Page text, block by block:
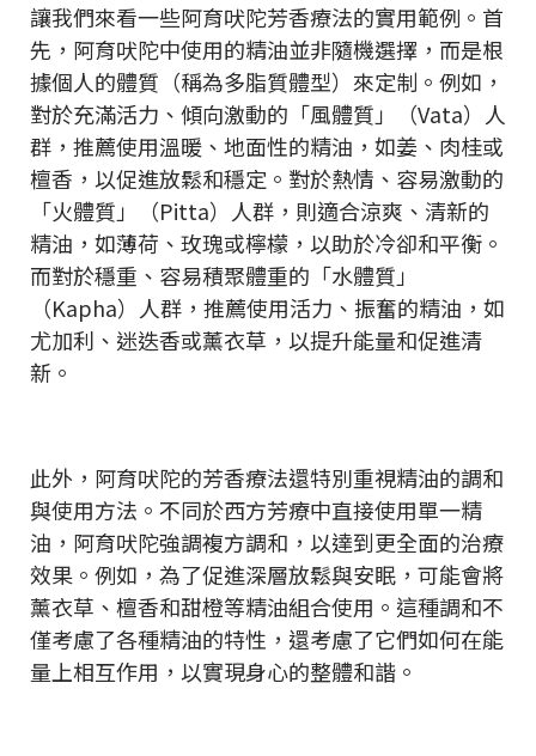
讓我們來看一些阿育吠陀芳香療法的實用範例。首
先，阿育吠陀中使用的精油並非隨機選擇，而是根
據個人的體質（稱為多脂質體型）來定制。例如，
對於充滿活力、傾向激動的「風體質」（Vata）人
群，推薦使用溫暖、地面性的精油，如姜、肉桂或
檀香，以促進放鬆和穩定。對於熱情、容易激動的
「火體質」（Pitta）人群，則適合涼爽、清新的
精油，如薄荷、玫瑰或檸檬，以助於冷卻和平衡。
而對於穩重、容易積聚體重的「水體質」
（Kapha）人群，推薦使用活力、振奮的精油，如
尤加利、迷迭香或薰衣草，以提升能量和促進清
新。
此外，阿育吠陀的芳香療法還特別重視精油的調和
與使用方法。不同於西方芳療中直接使用單一精
油，阿育吠陀強調複方調和，以達到更全面的治療
效果。例如，為了促進深層放鬆與安眠，可能會將
薰衣草、檀香和甜橙等精油組合使用。這種調和不
僅考慮了各種精油的特性，還考慮了它們如何在能
量上相互作用，以實現身心的整體和諧。